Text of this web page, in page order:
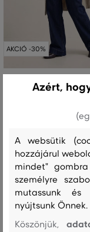
AKCIÓ -30%
KABÁT GANT BELTED
Azért,
A websütik
hozzájárul
mindet"
személyre
mutassunk és
nyújtsunk Önnek.
Köszönjük,